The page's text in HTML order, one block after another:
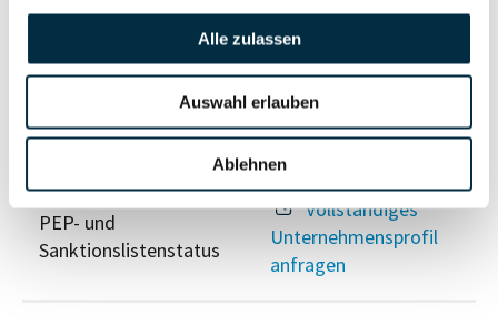
Alle zulassen
Auswahl erlauben
Ablehnen
Berechtigten Pfad
Risikoinformationen
PEP- und
Sanktionslistenstatus
Vollständiges
Unternehmensprofil
anfragen